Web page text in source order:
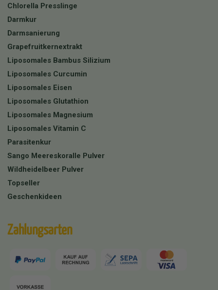
Chlorella Presslinge
Darmkur
Darmsanierung
Grapefruitkernextrakt
Liposomales Bambus Silizium
Liposomales Curcumin
Liposomales Eisen
Liposomales Glutathion
Liposomales Magnesium
Liposomales Vitamin C
Parasitenkur
Sango Meereskoralle Pulver
Wildheidelbeer Pulver
Topseller
Geschenkideen
Zahlungsarten